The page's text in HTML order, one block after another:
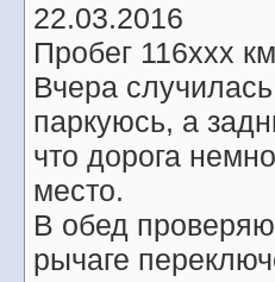
22.03.2016
Пробег 116ххх
Вчера
паркуюсь, а
что дорога
место.
В обед
рычаге